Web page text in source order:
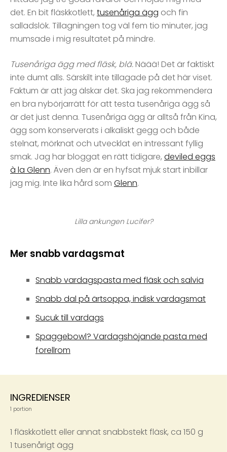
det. En bit fläskkotlett, tusenåriga ägg och fin
salladslök. Tillagningen tog väl fem tio minuter, jag
mumsade i mig resultatet på mindre.
Tusenåriga ägg med fläsk, blä.Näää! Det är faktiskt
inte dumt alls. Särskilt inte tillagade på det här viset.
Faktum är att jag älskar det. Ska jag rekommendera
en bra nybörjarrätt för att testa tusenåriga ägg så
är det just denna. Tusenåriga ägg är alltså från Kina,
ägg som konserverats i alkaliskt gegg och både
stelnat, mörknat och utvecklat en intressant fyllig
smak. Jag har bloggat en rätt tidigare, deviled eggs
à la Glenn. Även den är en hyfsat mjuk start inbillar
jag mig. Inte lika hård som Glenn.
Lilla ankungen Lucifer?
Mer snabb vardagsmat
Snabb vardagspasta med fläsk och salvia
Snabb dal på ärtsoppa, indisk vardagsmat
Sucuk till vardags
Spaggebowl? Vardagshöjande pasta med
forellrom
INGREDIENSER
1 portion
1 fläskkotlett eller annat snabbstekt fläsk, ca 150 g
1 tusenårigt ägg